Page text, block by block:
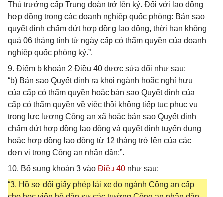
Thủ trưởng cấp Trung đoàn trở lên ký. Đối với lao động
hợp đồng trong các doanh nghiệp quốc phòng: Bản sao
quyết định chấm dứt hợp đồng lao động, thời hạn không
quá 06 tháng tính từ ngày cấp có thẩm quyền của doanh
nghiệp quốc phòng ký.”.
9. Điểm b khoản 2 Điều 40 được sửa đổi như sau:
“b) Bản sao Quyết định ra khỏi ngành hoặc nghỉ hưu
của cấp có thẩm quyền hoặc bản sao Quyết định của
cấp có thẩm quyền về việc thôi không tiếp tục phục vụ
trong lực lượng Công an xã hoặc bản sao Quyết định
chấm dứt hợp đồng lao động và quyết định tuyển dụng
hoặc hợp đồng lao động từ 12 tháng trở lên của các
đơn vị trong Công an nhân dân;”.
10. Bổ sung khoản 3 vào Điều 40 như sau:
“3. Hồ sơ đổi giấy phép lái xe do ngành Công an cấp